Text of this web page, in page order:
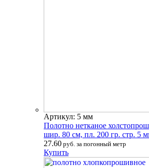
Артикул: 5 мм
Полотно нетканое
шир. 80 см, пл. 200 гр. стр. 5
27.60 руб. за погонный метр
Купить